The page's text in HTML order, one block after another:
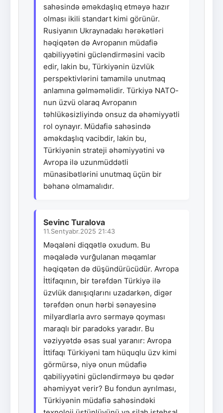
sahəsində əməkdaşlıq etməyə hazır
olması ikili standart kimi görünür.
Rusiyanın Ukraynadakı hərəkətləri
həqiqətən də Avropanın müdafiə
qabiliyyətini gücləndirməsini vacib
edir, lakin bu, Türkiyənin üzvlük
perspektivlərini tamamilə unutmaq
anlamına gəlməməlidir. Türkiyə NATO-
nun üzvü olaraq Avropanın
təhlükəsizliyində onsuz da əhəmiyyətli
rol oynayır. Müdafiə sahəsində
əməkdaşlıq vacibdir, lakin bu,
Türkiyənin strateji əhəmiyyətini və
Avropa ilə uzunmüddətli
münasibətlərini unutmaq üçün bir
bəhanə olmamalıdır.
Sevinc Turalova
11.Sentyabr.2025 21:43
Məqaləni diqqətlə oxudum. Bu
məqalədə vurğulanan məqamlar
həqiqətən də düşündürücüdür. Avropa
İttifaqının, bir tərəfdən Türkiyə ilə
üzvlük danışıqlarını uzadarkən, digər
tərəfdən onun hərbi sənayesinə
milyardlarla avro sərmayə qoyması
maraqlı bir paradoks yaradır. Bu
vəziyyətdə əsas sual yaranır: Avropa
İttifaqı Türkiyəni tam hüquqlu üzv kimi
görmürsə, niyə onun müdafiə
qabiliyyətini gücləndirməyə bu qədər
əhəmiyyət verir? Bu fondun ayrılması,
Türkiyənin müdafiə sahəsindəki